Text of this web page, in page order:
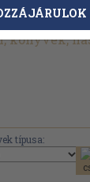
könyvek,
típusa: